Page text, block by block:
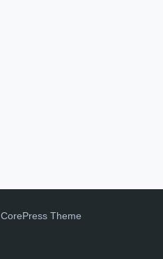
CorePress Theme